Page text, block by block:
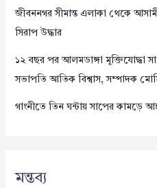
জীবননগর সীমান্ত এলাকা থেকে
সিরাপ উদ্ধার
১২ বছর পর আলমডাঙ্গা মুক্তিযোদ্ধা
সভাপতি আতিক বিশ্বাস, সম্পাদক
গাংনীতে তিন ঘন্টায় সাপের কামড়ে
মন্তব্য